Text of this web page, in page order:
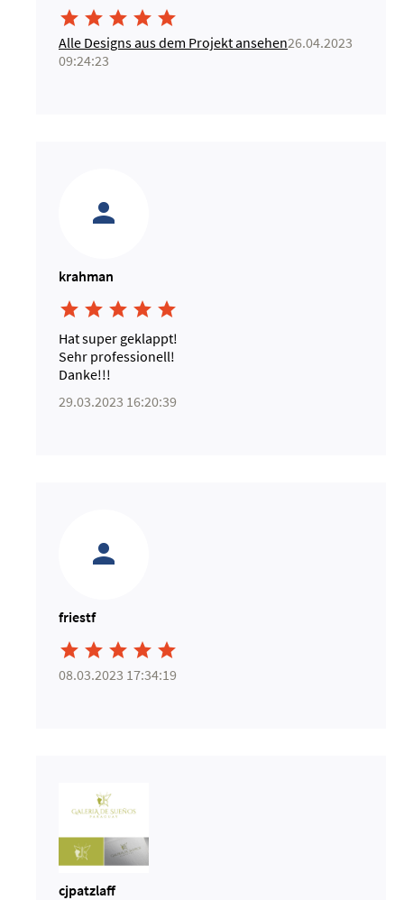
    
Alle Designs aus dem Projekt ansehen26.04.2023
09:24:23
krahman
    
Hat super geklappt!
Sehr professionell!
Danke!!!
29.03.2023 16:20:39
friestf
    
08.03.2023 17:34:19
cjpatzlaff